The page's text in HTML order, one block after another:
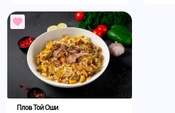
Плов Той Оши